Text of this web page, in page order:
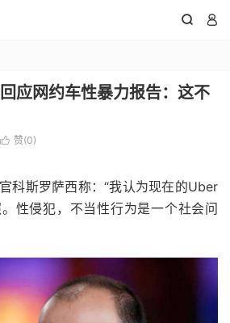
 
应网约车性暴力报告：这不
 赞(0)
科斯罗萨西称：“我认为现在的Uber
性侵犯，不当性行为是一个社会问